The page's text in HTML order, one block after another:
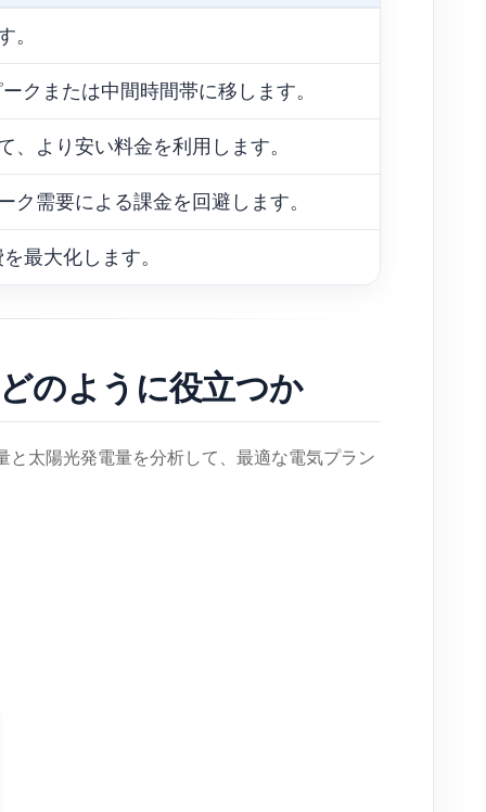
クまたは中間時間帯に移します。
より安い料金を利用します。
需要による課金を回避します。
最大化します。
のように役立つか
太陽光発電量を分析して、最適な電気プラン